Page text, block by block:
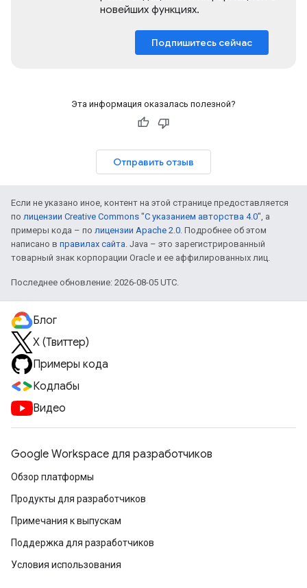
новейших функциях.
Подпишитесь сейчас
Эта информация оказалась полезной?
Отправить отзыв
Если не указано иное, контент на этой странице предоставляется
по лицензии Creative Commons "С указанием авторства 4.0", а
примеры кода – по лицензии Apache 2.0. Подробнее об этом
написано в правилах сайта. Java – это зарегистрированный
товарный знак корпорации Oracle и ее аффилированных лиц.
Последнее обновление: 2026-08-05 UTC.
Блог
X (Твиттер)
Примеры кода
Кодлабы
Видео
Google Workspace для разработчиков
Обзор платформы
Продукты для разработчиков
Примечания к выпускам
Поддержка для разработчиков
Условия использования